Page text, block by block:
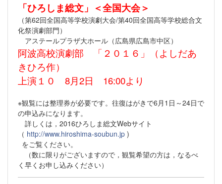
「ひろしま総文」＜全国大会＞
（第62回全国高等学校演劇大会/第40回全国高等学校総合文
化祭演劇部門）
アステールプラザ大ホール（広島県広島市中区）
阿波高校演劇部 「２０１６」（よしだあ
きひろ作）
上演１０ 8月2日 16:00より
※観覧には整理券が必要です。往復はがきで6月1日～24日で
の申込みになります。
詳しくは，2016ひろしま総文Webサイト
（ http://www.hiroshima-soubun.jp )
をご覧ください。
（数に限りがございますので，観覧希望の方は，なるべ
く早くお申し込みください）